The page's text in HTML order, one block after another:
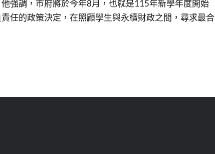
強調，市府將於今年8月，也就是115年新學年度開始
任的政策決定，在照顧學生與永續財政之間，尋求最合